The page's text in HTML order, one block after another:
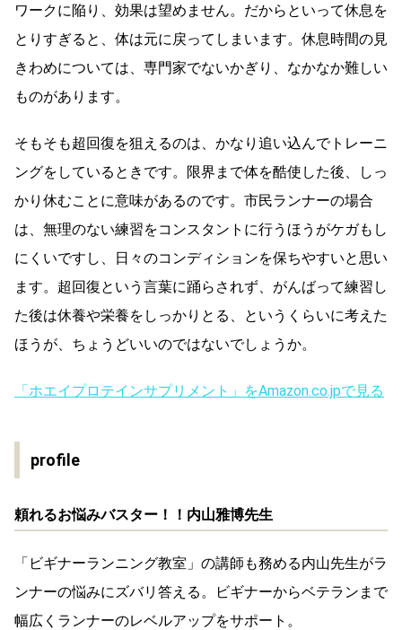
ワークに陥り、効果は望めません。だからといって休息を
とりすぎると、体は元に戻ってしまいます。休息時間の見
きわめについては、専門家でないかぎり、なかなか難しい
ものがあります。
そもそも超回復を狙えるのは、かなり追い込んでトレーニ
ングをしているときです。限界まで体を酷使した後、しっ
かり休むことに意味があるのです。市民ランナーの場合
は、無理のない練習をコンスタントに行うほうがケガもし
にくいですし、日々のコンディションを保ちやすいと思い
ます。超回復という言葉に踊らされず、がんばって練習し
た後は休養や栄養をしっかりとる、というくらいに考えた
ほうが、ちょうどいいのではないでしょうか。
「ホエイプロテインサプリメント」をAmazon.co.jpで見る
profile
頼れるお悩みバスター！！内山雅博先生
「ビギナーランニング教室」の講師も務める内山先生がラ
ンナーの悩みにズバリ答える。ビギナーからベテランまで
幅広くランナーのレベルアップをサポート。